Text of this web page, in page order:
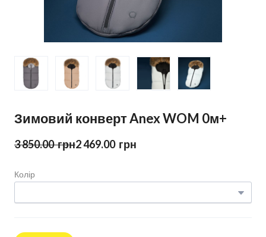
Зимовий конверт Anex WOM 0м+
3 850.00  грн2 469.00  грн
Колір